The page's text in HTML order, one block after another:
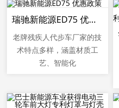
瑞驰新能源ED75 优惠政策
老牌残疾人代步车厂家的技
术特点多样，涵盖材质工
艺、智能化